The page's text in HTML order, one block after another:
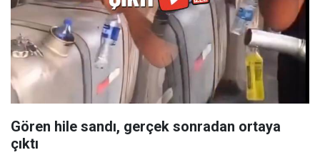
Gören hile sandı, gerçek sonradan ortaya
çıktı